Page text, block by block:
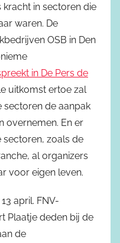
kracht in sectoren die
waren. De
OSB in Den
in De Pers de
uitkomst ertoe zal
sectoren de aanpak
overnemen. En er
sectoren, zoals de
al organizers
voor eigen leven.
april. FNV-
Plaatje deden bij de
de